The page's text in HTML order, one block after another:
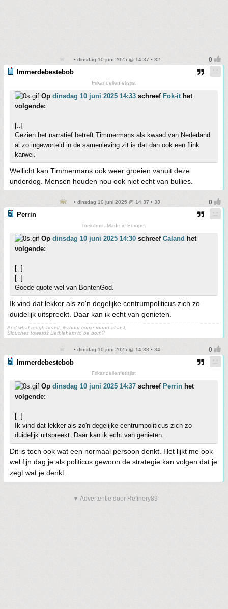
• dinsdag 10 juni 2025 @ 14:37 • 32
Immerdebestebob
Frikandellenfetisjist
Op dinsdag 10 juni 2025 14:33 schreef Fok-ithet
volgende:
[..]
Gezien het narratief betreft Timmermans als kwaad van Nederland
al zo ingeworteld in de samenleving zit is dat dan ook een flink
karwei.
Wellicht kan Timmermans ook weer groeien vanuit deze
underdog. Mensen houden nou ook niet echt van bullies.
• dinsdag 10 juni 2025 @ 14:37 • 33
Perrin
Toekomst. Made in Europe.
Op dinsdag 10 juni 2025 14:30 schreef Caland het
volgende:
[..]
[..]
Goede quote wel van BontenGod.
Ik vind dat lekker als zo'n degelijke centrumpoliticus zich zo
duidelijk uitspreekt. Daar kan ik echt van genieten.
And what rough beast, its hour come round at last,
Slouches towards Bethlehem to be born?
• dinsdag 10 juni 2025 @ 14:38 • 34
Immerdebestebob
Frikandellenfetisjist
Op dinsdag 10 juni 2025 14:37 schreef Perrin het
volgende:
[..]
Ik vind dat lekker als zo'n degelijke centrumpoliticus zich zo
duidelijk uitspreekt. Daar kan ik echt van genieten.
Dit is toch ook wat een normaal persoon denkt. Het lijkt me ook
wel fijn dag je als politicus gewoon de strategie kan volgen dat je
zegt wat je denkt.
▼ Advertentie door Refinery89